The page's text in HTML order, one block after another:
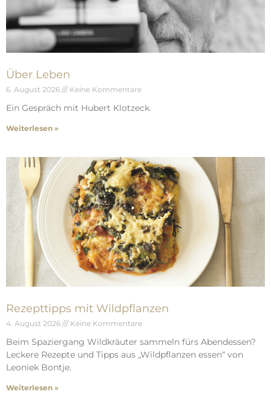
Über Leben
6. August 2026 Keine Kommentare
Ein Gespräch mit Hubert Klotzeck.
Weiterlesen »
Rezepttipps mit Wildpflanzen
4. August 2026 Keine Kommentare
Beim Spaziergang Wildkräuter sammeln fürs Abendessen?
Leckere Rezepte und Tipps aus „Wildpflanzen essen“ von
Leoniek Bontje.
Weiterlesen »